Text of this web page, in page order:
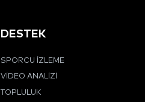
DESTEK
SPORCU İZLEME
VIDEO ANALIZI
TOPLULUK